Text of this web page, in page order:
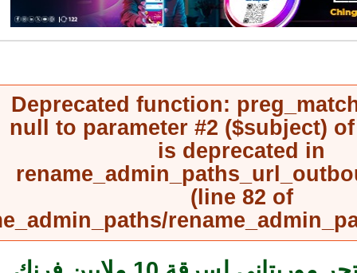
Deprecated function:
null to parameter #2 ($subject)
is deprecated in
(line82of